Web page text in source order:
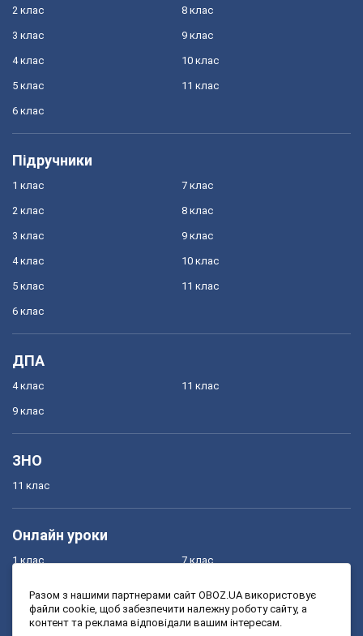
2 клас
3 клас
4 клас
5 клас
6 клас
8 клас
9 клас
10 клас
11 клас
Підручники
1 клас
2 клас
3 клас
4 клас
5 клас
6 клас
7 клас
8 клас
9 клас
10 клас
11 клас
ДПА
4 клас
9 клас
11 клас
ЗНО
11 клас
Онлайн уроки
1 клас
3 клас
7 клас
9 клас
Разом з нашими партнерами сайт OBOZ.UA використовує
файли cookie, щоб забезпечити належну роботу сайту, а
контент та реклама відповідали вашим інтересам.